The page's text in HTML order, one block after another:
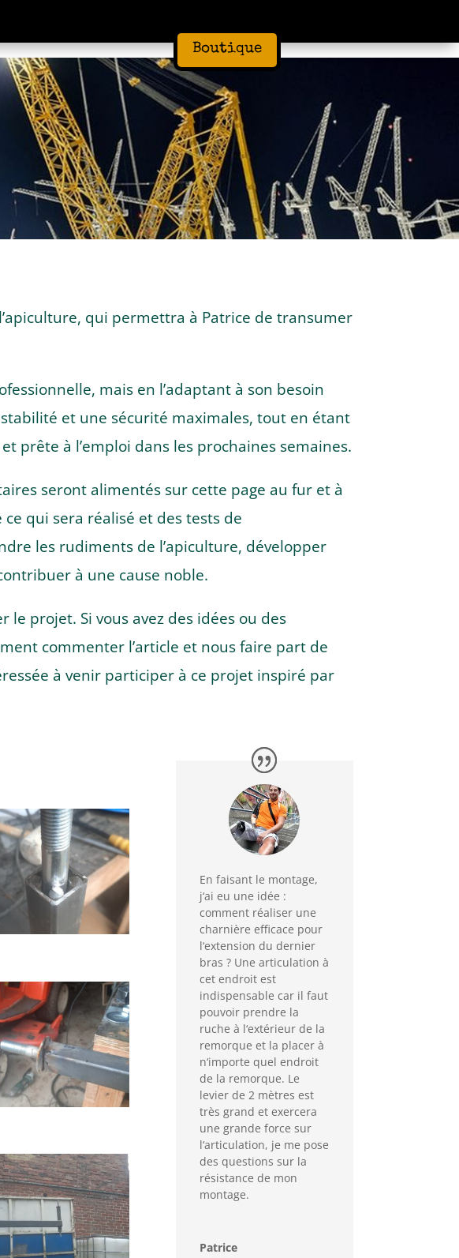
Boutique
qui permettra à Patrice de transumer
mais en l’adaptant à son besoin
et une sécurité maximales, tout en étant
prête à l’emploi dans les prochaines semaines.
seront alimentés sur cette page au fur et à
qui sera réalisé et des tests de
les rudiments de l’apiculture, développer
à une cause noble.
projet. Si vous avez des idées ou des
commenter l’article et nous faire part de
à venir participer à ce projet inspiré par
En faisant le montage,
j‘ai eu une idée :
comment réaliser une
charnière efficace pour
l‘extension du dernier
bras ? Une articulation à
cet endroit est
indispensable car il faut
pouvoir prendre la
ruche à l‘extérieur de la
remorque et la placer à
n‘importe quel endroit
de la remorque. Le
levier de 2 mètres est
très grand et exercera
une grande force sur
l‘articulation, je me pose
des questions sur la
résistance de mon
montage.
Patrice